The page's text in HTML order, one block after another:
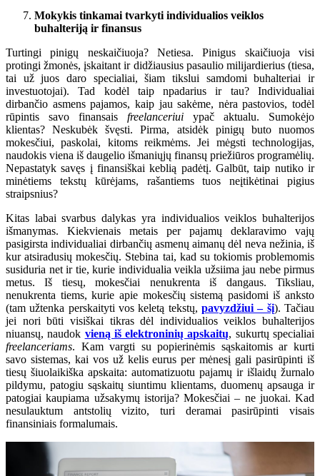
Mokykis tinkamai tvarkyti individualios veiklos
buhalteriją ir finansus
Turtingi pinigų neskaičiuoja? Netiesa. Pinigus skaičiuoja visi
protingi žmonės, įskaitant ir didžiausius pasaulio milijardierius (tiesa,
tai už juos daro specialiai, šiam tikslui samdomi buhalteriai ir
investuotojai). Tad kodėl taip npadarius ir tau? Individualiai
dirbančio asmens pajamos, kaip jau sakėme, nėra pastovios, todėl
rūpintis savo finansais freelanceriui ypač aktualu. Sumokėjo
klientas? Neskubėk švęsti. Pirma, atsidėk pinigų buto nuomos
mokesčiui, paskolai, kitoms reikmėms. Jei mėgsti technologijas,
naudokis viena iš daugelio išmaniųjų finansų priežiūros programėlių.
Nepastatyk savęs į finansiškai keblią padėtį. Galbūt, taip nutiko ir
minėtiems tekstų kūrėjams, rašantiems tuos neįtikėtinai pigius
straipsnius?
Kitas labai svarbus dalykas yra individualios veiklos buhalterijos
išmanymas. Kiekvienais metais per pajamų deklaravimo vajų
pasigirsta individualiai dirbančių asmenų aimanų dėl neva nežinia, iš
kur atsiradusių mokesčių. Stebina tai, kad su tokiomis problemomis
susiduria net ir tie, kurie individualia veikla užsiima jau nebe pirmus
metus. Iš tiesų, mokesčiai nenukrenta iš dangaus. Tiksliau,
nenukrenta tiems, kurie apie mokesčių sistemą pasidomi iš anksto
(tam užtenka perskaityti vos keletą tekstų, pavyzdžiui – šį). Tačiau
jei nori būti visiškai tikras dėl individualios veiklos buhalterijos
niuansų, naudok vieną iš elektroninių apskaitų, sukurtų specialiai
freelanceriams. Kam vargti su popierinėmis sąskaitomis ar kurti
savo sistemas, kai vos už kelis eurus per mėnesį gali pasirūpinti iš
tiesų šiuolaikiška apskaita: automatizuotu pajamų ir išlaidų žurnalo
pildymu, patogiu sąskaitų siuntimu klientams, duomenų apsauga ir
patogiai kaupiama užsakymų istorija? Mokesčiai – ne juokai. Kad
nesulauktum antstolių vizito, turi deramai pasirūpinti visais
finansiniais formalumais.